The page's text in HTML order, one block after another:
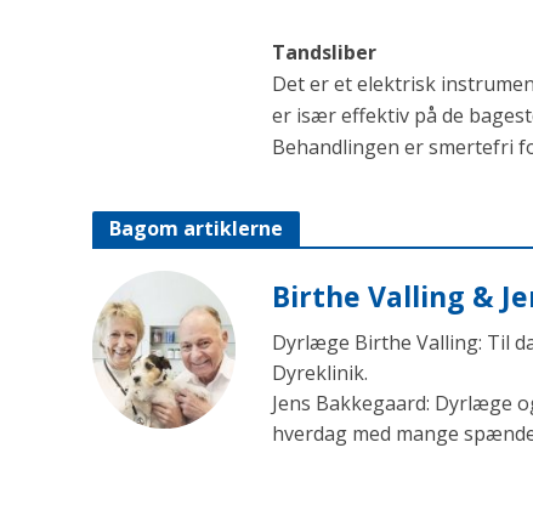
Tandsliber
Det er et elektrisk
er især effektiv på de
Behandlingen er smertefri
Bagom artiklerne
Birthe Valling &
Dyrlæge Birthe Valling: Til
Dyreklinik.
Jens Bakkegaard: Dyrlæge
hverdag med mange